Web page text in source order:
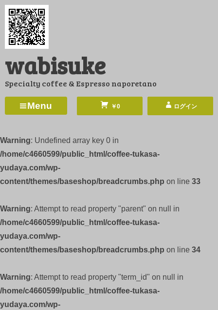
コ
ン
ツ
ス
ッ
wabisuke
Specialty coffee & Espresso naporetano
Menu ￥0 ログイン
Warning: Undefined array key 0 in
/home/c4660599/public_html/coffee-tukasa-
yudaya.com/wp-
content/themes/baseshop/breadcrumbs.php on line 33
Warning: Attempt to read property "parent" on null in
/home/c4660599/public_html/coffee-tukasa-
yudaya.com/wp-
content/themes/baseshop/breadcrumbs.php on line 34
Warning: Attempt to read property "term_id" on null in
/home/c4660599/public_html/coffee-tukasa-
yudaya.com/wp-